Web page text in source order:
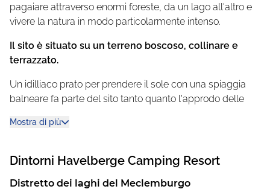
pagaiare attraverso enormi foreste, da un lago all'altro e
vivere la natura in modo particolarmente intenso.
Il sito è situato su un terreno boscoso, collinare e
terrazzato.
Un idilliaco prato per prendere il sole con una spiaggia
balneare fa parte del sito tanto quanto l'approdo delle
potete anche trascorrere la vostra vacanza in una delle
speciale è il percorso a corde alte nella foresta. Gli ospiti
potranno assistere a spettacoli teatrali, musica dal vivo,
feste per bambini, un parco giochi, lezioni di artigianato e
Mostra di più
Dintorni Havelberge Camping Resort
Distretto dei laghi del Meclemburgo